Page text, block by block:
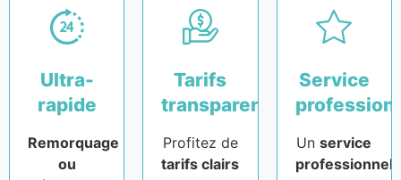
Ultra-
rapide
Remorquage
ou
Tarifs
transparents
Profitez de
tarifs clairs
Service
Unservice
professionnel